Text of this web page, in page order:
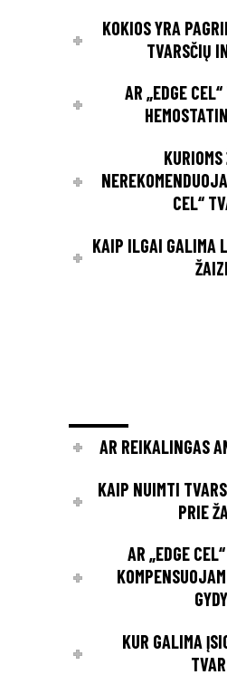
KOKIOS YRA
TVARSČIŲ
AR „EDGE
CEL“
KAIP ILGAI GALIMA
AR REIKALINGAS
KAIP NUIMTI
PRIE
AR „EDGE
KUR GALIMA